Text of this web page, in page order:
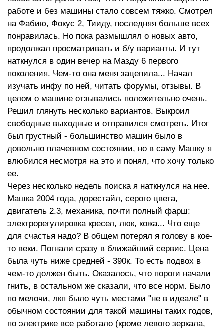
работе и без машины стало совсем тяжко. Смотрел
на Фабию, Фокус 2, Тииду, последняя больше всех
понравилась. Но пока размышлял о новых авто,
продолжал просматривать и б/у варианты. И тут
наткнулся в один вечер на Мазду 6 первого
поколения. Чем-то она меня зацепила... Начал
изучать инфу по ней, читать форумы, отзывы. В
целом о машине отзывались положительно очень.
Решил глянуть несколько вариантов. Выкроил
свободные выходные и отправился смотреть. Итог
был грустный - большинство машин было в
довольно плачевном состоянии, но в саму Машку я
влюбился несмотря на это и понял, что хочу только
ее.
Через несколько недель поиска я наткнулся на нее.
Машка 2004 года, дорестайл, серого цвета,
двигатель 2.3, механика, почти полный фарш:
электрорегулировка кресел, люк, кожа... Что еще
для счастья надо? В общем потерял я голову в кое-
то веки. Погнали сразу в ближайший сервис. Цена
была чуть ниже средней - 390к. То есть подвох в
чем-то должен быть. Оказалось, что пороги начали
гнить, в остальном же сказали, что все норм. Было
по мелочи, лкп было чуть местами "не в идеале" в
обычном состоянии для такой машины таких годов,
по электрике все работало (кроме левого зеркала,